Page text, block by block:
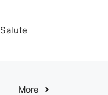
Salute
More